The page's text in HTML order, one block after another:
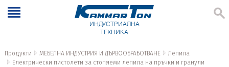
ИНДУСТРИАЛНА
ТЕХНИКА
Продукти МЕБЕЛНА ИНДУСТРИЯ И ДЪРВООБРАБОТВАНЕ
Лепила
Електрически пистолети за стопяеми лепила на пръчки и гранули